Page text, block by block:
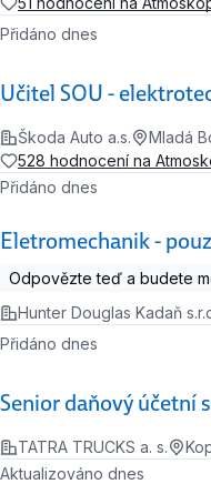
Učitel SOU -
Přidáno dnes
Škoda Auto a.s.
Mladá
528 hodnocení na
Eletromechanik -
Přidáno dnes
Odpovězte teď a budete
Hunter Douglas Kadaň
Senior daňový účetní
Přidáno dnes
TATRA TRUCKS a. s.
Aktualizováno dnes